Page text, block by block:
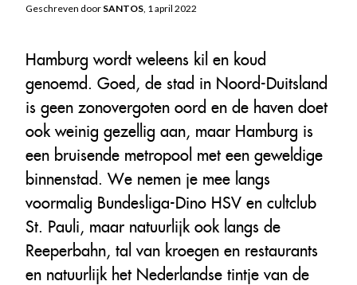
Geschreven door SANTOS, 1 april 2022
Hamburg wordt weleens kil en koud
genoemd. Goed, de stad in Noord-Duitsland
is geen zonovergoten oord en de haven doet
ook weinig gezellig aan, maar Hamburg is
een bruisende metropool met een geweldige
binnenstad. We nemen je mee langs
voormalig Bundesliga-Dino HSV en cultclub
St. Pauli, maar natuurlijk ook langs de
Reeperbahn, tal van kroegen en restaurants
en natuurlijk het Nederlandse tintje van de